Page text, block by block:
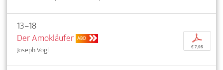
13–18
Der Amokläufer ABO
Joseph Vogl
p
€ 7,95